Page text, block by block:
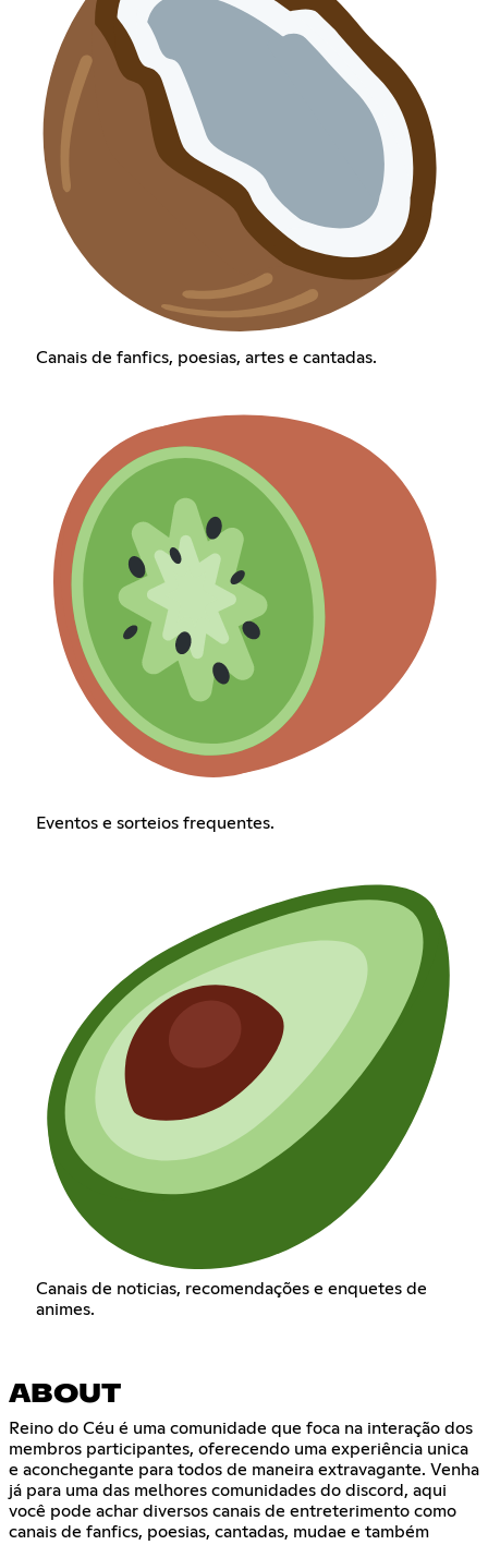
Canais de fanfics, poesias, artes e cantadas.
Eventos e sorteios frequentes.
Canais de noticias, recomendações e enquetes de
animes.
ABOUT
Reino do Céu é uma comunidade que foca na interação dos
membros participantes, oferecendo uma experiência unica
e aconchegante para todos de maneira extravagante. Venha
já para uma das melhores comunidades do discord, aqui
você pode achar diversos canais de entreterimento como
canais de fanfics, poesias, cantadas, mudae e também